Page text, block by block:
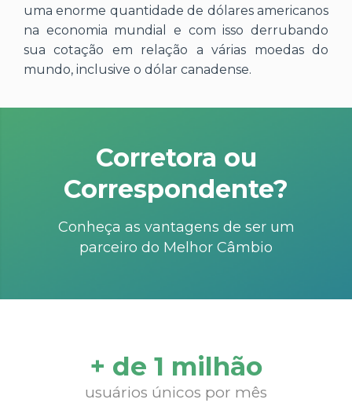
uma enorme quantidade de dólares americanos
na economia mundial e com isso derrubando
sua cotação em relação a várias moedas do
mundo, inclusive o dólar canadense.
Corretora ou
Correspondente?
Conheça as vantagens de ser um
parceiro do Melhor Câmbio
+ de 1 milhão
usuários únicos por mês